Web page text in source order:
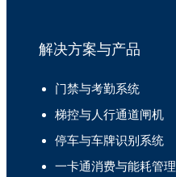
解决方案与产品
门禁与考勤系统
梯控与人行通道闸机
停车与车牌识别系统
一卡通消费与能耗管理